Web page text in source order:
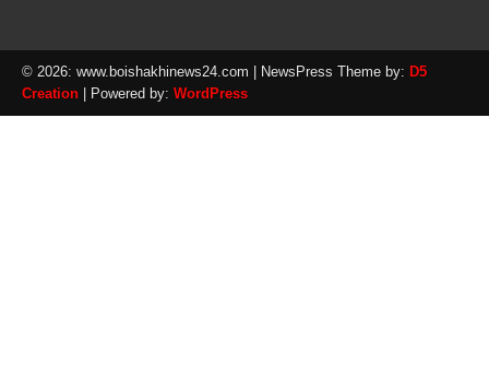
© 2026: www.boishakhinews24.com | NewsPress Theme by: D5
Creation | Powered by: WordPress